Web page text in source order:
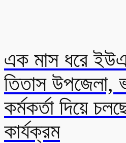
এক মাস ধরে
তিতাস উপজেলা,
কর্মকর্তা দিয়ে
কার্যক্রম